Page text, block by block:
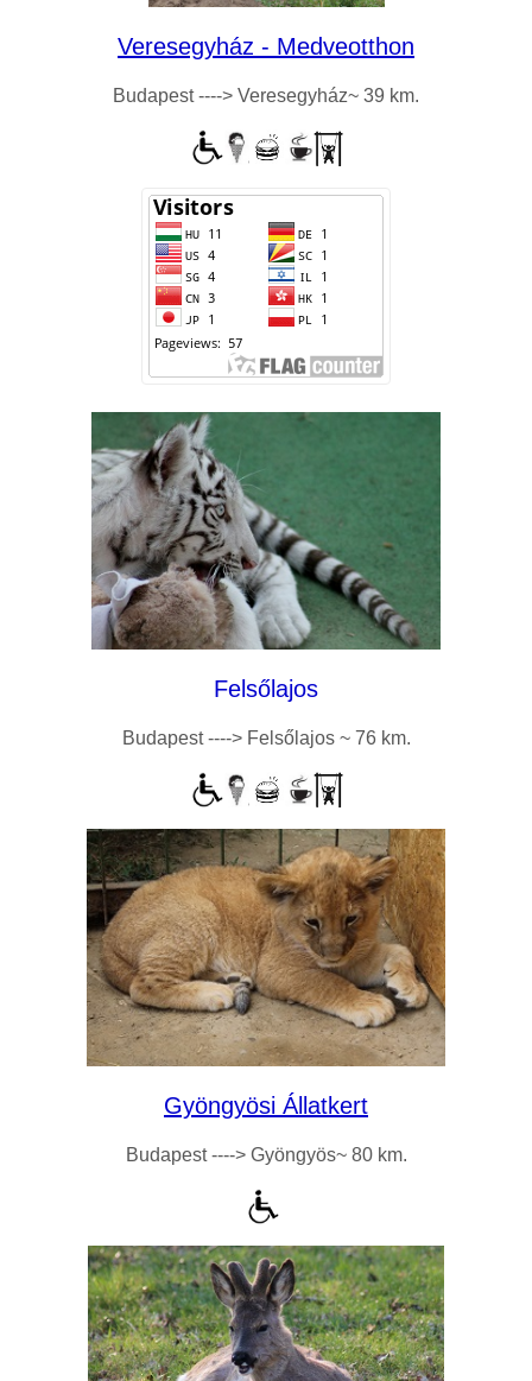
Veresegyház - Medveotthon
Budapest ----> Veresegyház~ 39 km.
Felsőlajos
Budapest ----> Felsőlajos ~ 76 km.
Gyöngyösi Állatkert
Budapest ----> Gyöngyös~ 80 km.